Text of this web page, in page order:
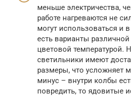
меньше электричества,
работе нагреваются не
могут использоваться и
есть варианты
цветовой температурой.
светильники имеют
размеры, что усложняет
минус – внутри колбы
повредить, то ядовитые